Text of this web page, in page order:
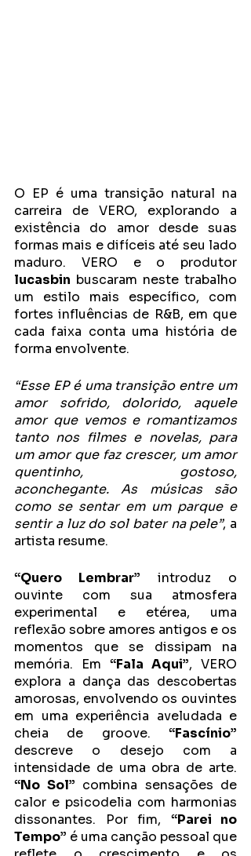
O EP é uma transição natural na
carreira de VERO, explorando a
existência do amor desde suas
formas mais e difíceis até seu lado
lucasbin buscaram neste trabalho
um estilo mais específico, com
fortes influências de R&B, em que
cada faixa conta uma história de
forma envolvente.
“Esse EP é uma transição entre um
amor sofrido, dolorido, aquele
amor que vemos e romantizamos
tanto nos filmes e novelas, para
um amor que faz crescer, um amor
quentinho, gostoso,
aconchegante. As músicas são
como se sentar em um parque e
sentir a luz do sol bater na pele”, a
artista resume.
“Quero Lembrar” introduz o
ouvinte com sua atmosfera
experimental e etérea, uma
reflexão sobre amores antigos e os
momentos que se dissipam na
memória. Em “Fala Aqui”, VERO
explora a dança das descobertas
amorosas, envolvendo os ouvintes
em uma experiência aveludada e
cheia de groove. “Fascínio”
descreve o desejo com a
intensidade de uma obra de arte.
“No Sol” combina sensações de
calor e psicodelia com harmonias
dissonantes. Por fim, “Parei no
Tempo” é uma canção pessoal que